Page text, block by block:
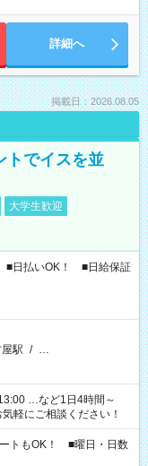
詳細へ
掲載日：2026.08.05
トでイスを並
大学生歓迎
日払いOK！ ■日給保証
駅 / …
間～
気軽にご相談ください！
トもOK！ ■曜日・日数